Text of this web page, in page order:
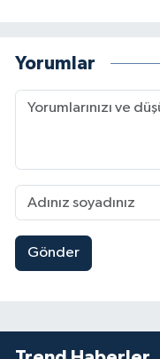
Yorumlar
Gönder